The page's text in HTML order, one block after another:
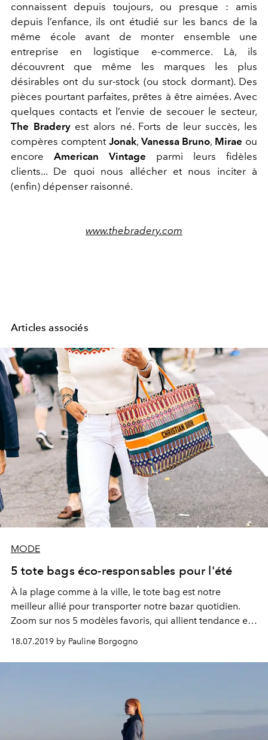
connaissent depuis toujours, ou presque : amis
depuis l’enfance, ils ont étudié sur les bancs de la
même école avant de monter ensemble une
entreprise en logistique e-commerce. Là, ils
découvrent que même les marques les plus
désirables ont du sur-stock (ou stock dormant). Des
pièces pourtant parfaites, prêtes à être aimées. Avec
quelques contacts et l’envie de secouer le secteur,
The Braderyest alors né. Forts de leur succès, les
compères comptent Jonak, Vanessa Bruno, Mirae ou
encore American Vintage parmi leurs fidèles
clients... De quoi nous allécher et nous inciter à
(enfin) dépenser raisonné.
www.thebradery.com
Articles associés
MODE
5 tote bags éco-responsables pour l'été
À la plage comme à la ville, le tote bag est notre
meilleur allié pour transporter notre bazar quotidien.
Zoom sur nos 5 modèles favoris, qui allient tendance et
bonne conscience.
18.07.2019 by Pauline Borgogno